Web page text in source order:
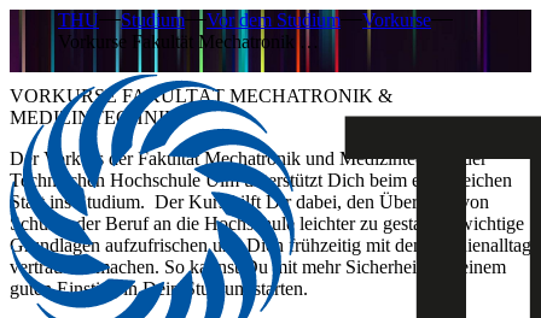
THU Studium Vor dem Studium
Vorkurse
Vorkurse Fakultät Mechatronik …
VORKURSE FAKULTÄT MECHATRONIK &
MEDIZINTECHNIK
Der Vorkurs der Fakultät Mechatronik und Medizintechnik der
Technischen Hochschule Ulm unterstützt Dich beim erfolgreichen
Start ins Studium. Der Kurs hilft Dir dabei, den Übergang von
Schule oder Beruf an die Hochschule leichter zu gestalten, wichtige
Grundlagen aufzufrischen und Dich frühzeitig mit dem Studienalltag
vertraut zu machen. So kannst Du mit mehr Sicherheit und einem
guten Einstieg in Dein Studium starten.